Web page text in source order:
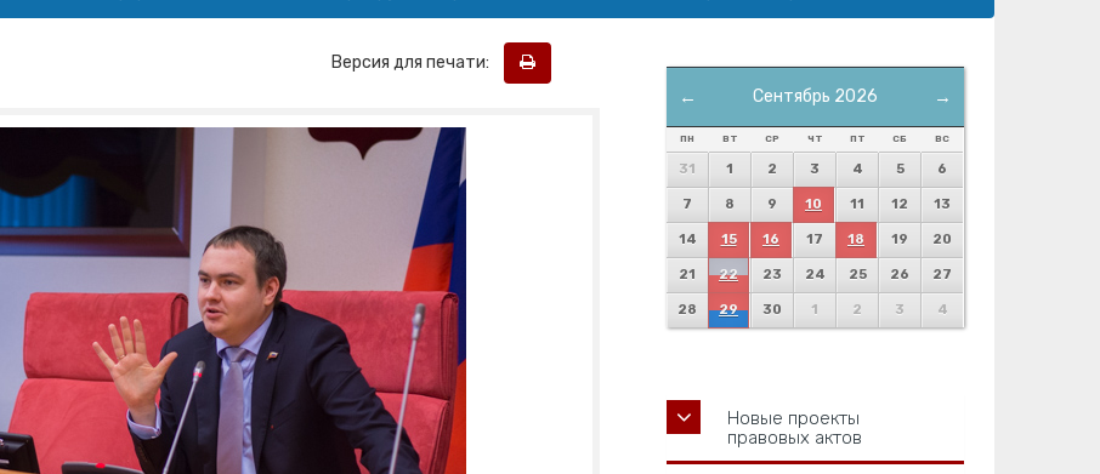
Версия для печати:
← →
Сентябрь 2026
ПН ВТ СР ЧТ ПТ СБ ВС
31 1 2 3 4 5 6
7 8 9 10 11 12 13
14 15 16 17 18 19 20
21 22 23 24 25 26 27
28 29 30 1 2 3 4
Новые проекты
правовых актов